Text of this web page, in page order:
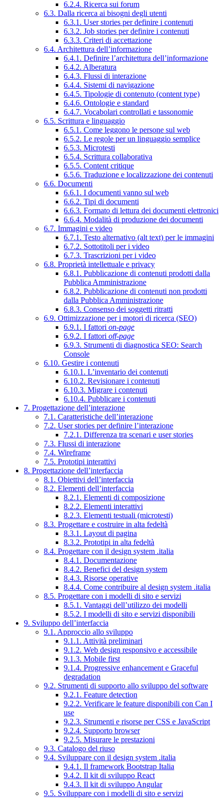
6.2.4. Ricerca sui forum
6.3. Dalla ricerca ai bisogni degli utenti
6.3.1. User stories per definire i contenuti
6.3.2. Job stories per definire i contenuti
6.3.3. Criteri di accettazione
6.4. Architettura dell’informazione
6.4.1. Definire l’architettura dell’informazione
6.4.2. Alberatura
6.4.3. Flussi di interazione
6.4.4. Sistemi di navigazione
6.4.5. Tipologie di contenuto (content type)
6.4.6. Ontologie e standard
6.4.7. Vocabolari controllati e tassonomie
6.5. Scrittura e linguaggio
6.5.1. Come leggono le persone sul web
6.5.2. Le regole per un linguaggio semplice
6.5.3. Microtesti
6.5.4. Scrittura collaborativa
6.5.5. Content critique
6.5.6. Traduzione e localizzazione dei contenuti
6.6. Documenti
6.6.1. I documenti vanno sul web
6.6.2. Tipi di documenti
6.6.3. Formato di lettura dei documenti elettronici
6.6.4. Modalità di produzione dei documenti
6.7. Immagini e video
6.7.1. Testo alternativo (alt text) per le immagini
6.7.2. Sottotitoli per i video
6.7.3. Trascrizioni per i video
6.8. Proprietà intellettuale e privacy
6.8.1. Pubblicazione di contenuti prodotti dalla
Pubblica Amministrazione
6.8.2. Pubblicazione di contenuti non prodotti
dalla Pubblica Amministrazione
6.8.3. Consenso dei soggetti ritratti
6.9. Ottimizzazione per i motori di ricerca (SEO)
6.9.1. I fattori on-page
6.9.2. I fattori off-page
6.9.3. Strumenti di diagnostica SEO: Search
Console
6.10. Gestire i contenuti
6.10.1. L’inventario dei contenuti
6.10.2. Revisionare i contenuti
6.10.3. Migrare i contenuti
6.10.4. Pubblicare i contenuti
7. Progettazione dell’interazione
7.1. Caratteristiche dell’interazione
7.2. User stories per definire l’interazione
7.2.1. Differenza tra scenari e user stories
7.3. Flussi di interazione
7.4. Wireframe
7.5. Prototipi interattivi
8. Progettazione dell’interfaccia
8.1. Obiettivi dell’interfaccia
8.2. Elementi dell’interfaccia
8.2.1. Elementi di composizione
8.2.2. Elementi interattivi
8.2.3. Elementi testuali (microtesti)
8.3. Progettare e costruire in alta fedeltà
8.3.1. Layout di pagina
8.3.2. Prototipi in alta fedeltà
8.4. Progettare con il design system .italia
8.4.1. Documentazione
8.4.2. Benefici del design system
8.4.3. Risorse operative
8.4.4. Come contribuire al design system .italia
8.5. Progettare con i modelli di sito e servizi
8.5.1. Vantaggi dell’utilizzo dei modelli
8.5.2. I modelli di sito e servizi disponibili
9. Sviluppo dell’interfaccia
9.1. Approccio allo sviluppo
9.1.1. Attività preliminari
9.1.2. Web design responsivo e accessibile
9.1.3. Mobile first
9.1.4. Progressive enhancement e Graceful
degradation
9.2. Strumenti di supporto allo sviluppo del software
9.2.1. Feature detection
9.2.2. Verificare le feature disponibili con Can I
use
9.2.3. Strumenti e risorse per CSS e JavaScript
9.2.4. Supporto browser
9.2.5. Misurare le prestazioni
9.3. Catalogo del riuso
9.4. Sviluppare con il design system .italia
9.4.1. Il framework Bootstrap Italia
9.4.2. Il kit di sviluppo React
9.4.3. Il kit di sviluppo Angular
9.5. Sviluppare con i modelli di sito e servizi